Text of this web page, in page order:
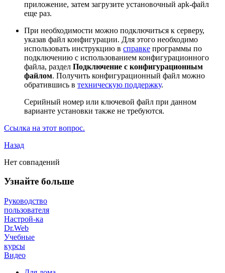
приложение, затем загрузите установочный apk-файл
еще раз.
При необходимости можно подключиться к серверу,
указав файл конфигурации. Для этого необходимо
использовать инструкцию в справке программы по
подключению с использованием конфигурационного
файла, раздел Подключение с конфигурационным
файлом. Получить конфигурационный файл можно
обратившись в техническую поддержку.
Серийный номер или ключевой файл при данном
варианте установки также не требуются.
Ссылка на этот вопрос.
Назад
Нет совпадений
Узнайте больше
Руководство
пользователя
Настрой-ка
Dr.Web
Учебные
курсы
Видео